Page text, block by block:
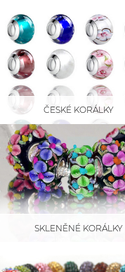
ČESKÉ KORÁLKY
SKLENĚNÉ KORÁLKY